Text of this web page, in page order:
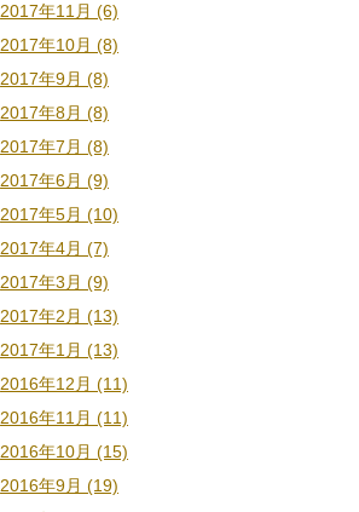
2017年11月 (6)
2017年10月 (8)
2017年9月 (8)
2017年8月 (8)
2017年7月 (8)
2017年6月 (9)
2017年5月 (10)
2017年4月 (7)
2017年3月 (9)
2017年2月 (13)
2017年1月 (13)
2016年12月 (11)
2016年11月 (11)
2016年10月 (15)
2016年9月 (19)